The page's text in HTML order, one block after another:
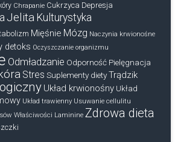
Chrapanie Cukrzyca Depresja
Jelita Kulturystyka
Mięśnie Mózg Naczynia krwionośne
detoks Oczyszczanie organizmu
Odmładzanie Odporność Pielęgnacja
Stres Suplementy diety Trądzik
Układ krwionośny Układ
Układ trawienny Usuwanie cellulitu
Właściwości Laminine Zdrowa dieta